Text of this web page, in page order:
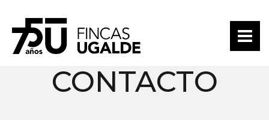
CONTACTO